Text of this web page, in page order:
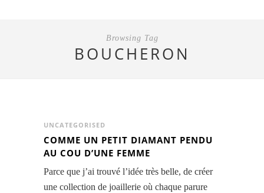
Browsing Tag
BOUCHERON
UNCATEGORISED
COMME UN PETIT DIAMANT PENDU
AU COU D’UNE FEMME
Parce que j’ai trouvé l’idée très belle, de créer
une collection de joaillerie où chaque parure